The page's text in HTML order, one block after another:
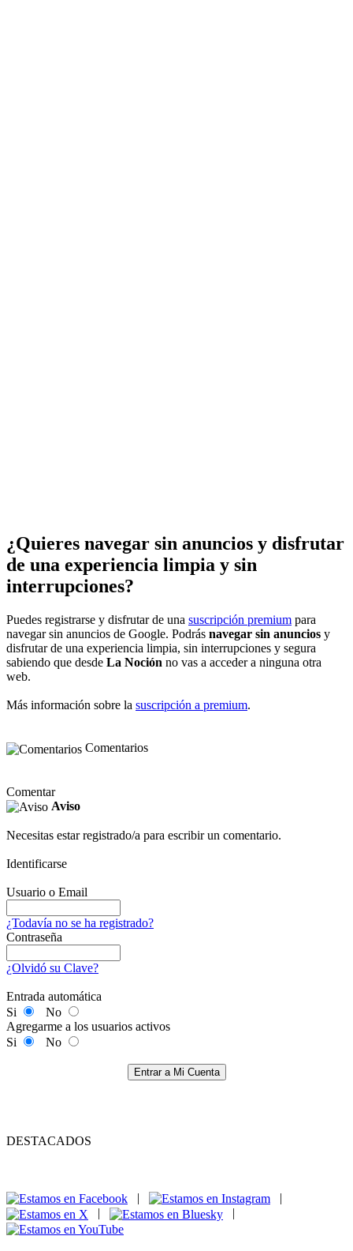
¿Quieres navegar sin anuncios y disfrutar
de una experiencia limpia y sin
interrupciones?
Puedes registrarse y disfrutar de una suscripción premium para
navegar sin anuncios de Google. Podrás navegar sin anuncios y
disfrutar de una experiencia limpia, sin interrupciones y segura
sabiendo que desde La Noción no vas a acceder a ninguna otra
web.
Más información sobre la suscripción a premium.
Comentarios
Comentar
Aviso
Necesitas estar registrado/a para escribir un comentario.
Identificarse
Usuario o Email
¿Todavía no se ha registrado?
Contraseña
¿Olvidó su Clave?
Entrada automática
Si
No
Agregarme a los usuarios activos
Si
No
Entrar a Mi Cuenta
DESTACADOS
|
|
|
|